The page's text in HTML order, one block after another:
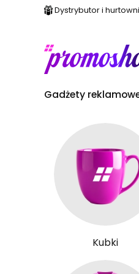
Dystrybutor i
Gadżety
Kubki